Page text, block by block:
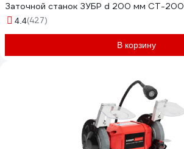
Заточной станок ЗУБР d 200 мм СТ-200
4.4(427)
В корзину